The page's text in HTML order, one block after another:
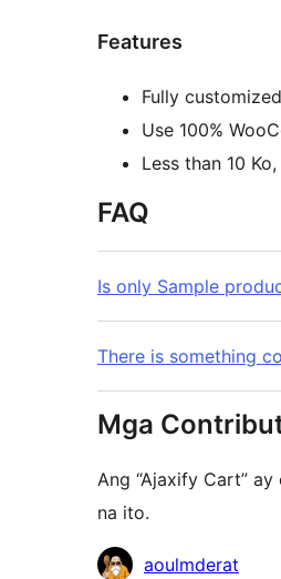
Features
Fully
Use 100%
Less than 10
FAQ
Is only Sample
There is something
Mga
Ang “Ajaxify Cart”
na ito.
Mga aoulmderat